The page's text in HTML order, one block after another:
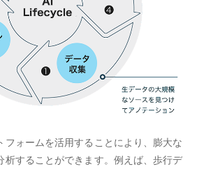
フォームを活用することにより、膨大な
析することができます。例えば、歩行デ